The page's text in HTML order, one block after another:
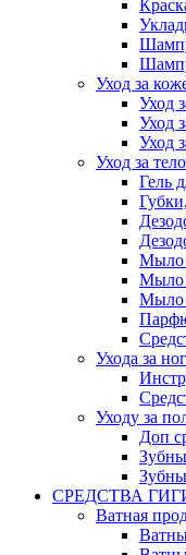
Уход за
Уход
Уход
Уход
Уход за
Гель
Мыло
Мыло
Мыло
Ухода за
Уходу за
Доп
СРЕДСТВА
Ватная